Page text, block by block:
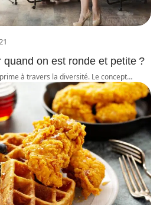
quand on est ronde et petite ?
à travers la diversité. Le concept…